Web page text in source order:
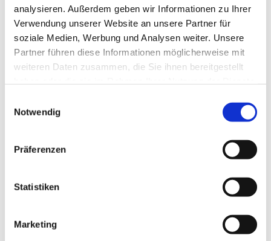
analysieren. Außerdem geben wir Informationen zu Ihrer
Verwendung unserer Website an unsere Partner für
soziale Medien, Werbung und Analysen weiter. Unsere
Partner führen diese Informationen möglicherweise mit
weiteren Daten zusammen, die Sie ihnen bereitgestellt
Notwendig
Präferenzen
Statistiken
Marketing